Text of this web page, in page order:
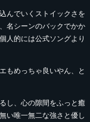
んでいくストイックさを
名シーンのバックでかか
人的には公式ソングより
もめっちゃ良いやん、と
し、心の隙間をふっと癒
い唯一無二な強さと優し